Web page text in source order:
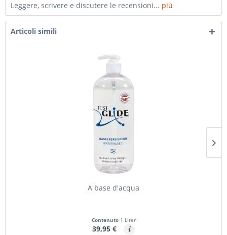
Leggere, scrivere e discutere le recensioni... più
Articoli simili
A base d'acqua
Contenuto 1 Liter
39,95 €